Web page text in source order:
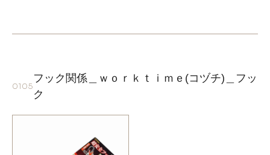
0105
フック関係＿ｗｏｒｋｔｉｍｅ(コヅチ)＿フッ
ク